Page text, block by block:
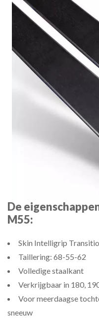
De
M55:
Skin Intelligrip
Taillering: 68-55-62
Volledige staalkant
Verkrijgbaar in 180,
Voor meerdaagse
sneeuw